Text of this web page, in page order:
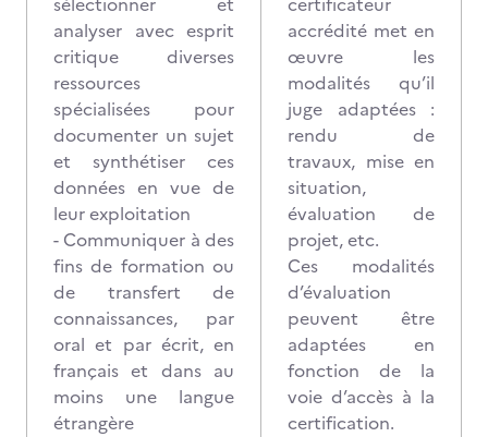
analyser avec esprit
critique diverses
ressources
spécialisées pour
documenter un sujet
et synthétiser ces
données en vue de
leur exploitation
- Communiquer à des
fins de formation ou
de transfert de
connaissances, par
oral et par écrit, en
français et dans au
moins une langue
étrangère
accrédité met en
œuvre les
modalités qu’il
juge adaptées :
rendu de
travaux, mise en
situation,
évaluation de
projet, etc.
Ces modalités
d’évaluation
peuvent être
adaptées en
fonction de la
voie d’accès à la
certification.